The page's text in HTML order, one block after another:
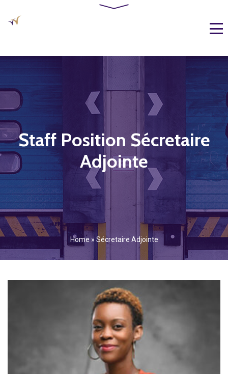
Staff Position Sécretaire
Adjointe
Home » Sécretaire Adjointe